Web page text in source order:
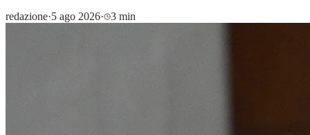
redazione·5 ago 2026· 3 min